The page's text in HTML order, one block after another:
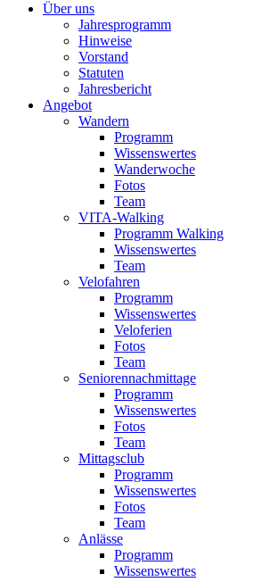
Über uns
Jahresprogramm
Hinweise
Vorstand
Statuten
Jahresbericht
Angebot
Wandern
Programm
Wissenswertes
Wanderwoche
Fotos
Team
VITA-Walking
Programm Walking
Wissenswertes
Team
Velofahren
Programm
Wissenswertes
Veloferien
Fotos
Team
Seniorennachmittage
Programm
Wissenswertes
Fotos
Team
Mittagsclub
Programm
Wissenswertes
Fotos
Team
Anlässe
Programm
Wissenswertes